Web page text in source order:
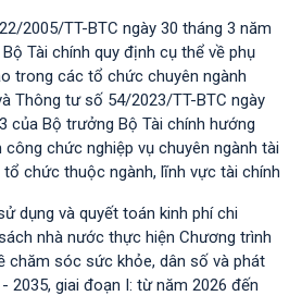
2005/TT-BTC ngày 30 tháng 3 năm
Tài chính quy định cụ thể về phụ
trong các tổ chức chuyên ngành
Thông tư số 54/2023/TT-BTС ngày
của Bộ trưởng Bộ Tài chính hướng
chức nghiệp vụ chuyên ngành tài
chức thuộc ngành, lĩnh vực tài chính
dụng và quyết toán kinh phí chi
nhà nước thực hiện Chương trình
chăm sóc sức khỏe, dân số và phát
2035, giai đoạn I: từ năm 2026 đến